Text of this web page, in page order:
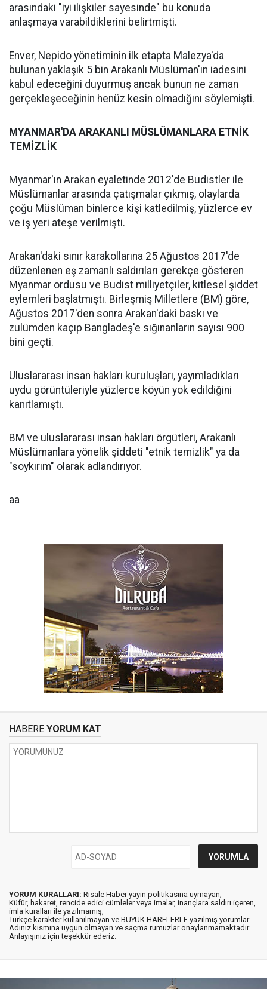
arasındaki "iyi ilişkiler sayesinde" bu konuda
anlaşmaya varabildiklerini belirtmişti.
Enver, Nepido yönetiminin ilk etapta Malezya'da
bulunan yaklaşık 5 bin Arakanlı Müslüman'ın iadesini
kabul edeceğini duyurmuş ancak bunun ne zaman
gerçekleşeceğinin henüz kesin olmadığını söylemişti.
MYANMAR'DA ARAKANLI MÜSLÜMANLARA ETNİK
TEMİZLİK
Myanmar'ın Arakan eyaletinde 2012'de Budistler ile
Müslümanlar arasında çatışmalar çıkmış, olaylarda
çoğu Müslüman binlerce kişi katledilmiş, yüzlerce ev
ve iş yeri ateşe verilmişti.
Arakan'daki sınır karakollarına 25 Ağustos 2017'de
düzenlenen eş zamanlı saldırıları gerekçe gösteren
Myanmar ordusu ve Budist milliyetçiler, kitlesel şiddet
eylemleri başlatmıştı. Birleşmiş Milletlere (BM) göre,
Ağustos 2017'den sonra Arakan'daki baskı ve
zulümden kaçıp Bangladeş'e sığınanların sayısı 900
bini geçti.
Uluslararası insan hakları kuruluşları, yayımladıkları
uydu görüntüleriyle yüzlerce köyün yok edildiğini
kanıtlamıştı.
BM ve uluslararası insan hakları örgütleri, Arakanlı
Müslümanlara yönelik şiddeti "etnik temizlik" ya da
"soykırım" olarak adlandırıyor.
aa
HABERE YORUM KAT
YORUM KURALLARI: Risale Haber yayın politikasına uymayan;
Küfür, hakaret, rencide edici cümleler veya imalar, inançlara saldırı içeren,
imla kuralları ile yazılmamış,
Türkçe karakter kullanılmayan ve BÜYÜK HARFLERLE yazılmış yorumlar
Adınız kısmına uygun olmayan ve saçma rumuzlar onaylanmamaktadır.
Anlayışınız için teşekkür ederiz.